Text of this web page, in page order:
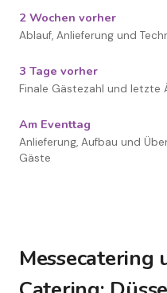
2 Wochen vorher
Ablauf, Anlieferung und
3 Tage vorher
Finale Gästezahl und letzte
Am Eventtag
Anlieferung, Aufbau und
Gäste
Messecatering